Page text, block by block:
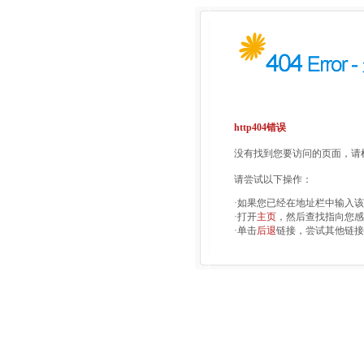
http404错误
没有找到您要访问的页面，
请尝试以下操作：
·如果您已经在地址栏中输入
·打开主页 ，然后查找指向您
·单击后退链接，尝试其他链